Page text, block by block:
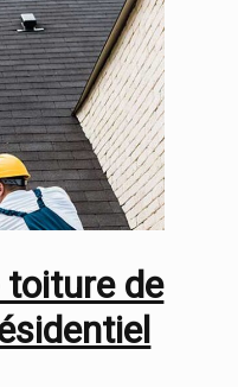
toiture de